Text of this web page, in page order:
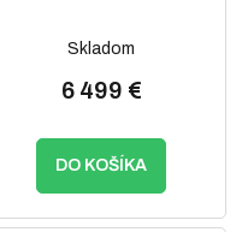
Skladom
6 499 €
DO KOŠÍKA